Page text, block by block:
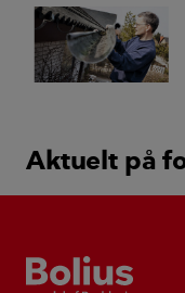
Aktuelt på
Bolius